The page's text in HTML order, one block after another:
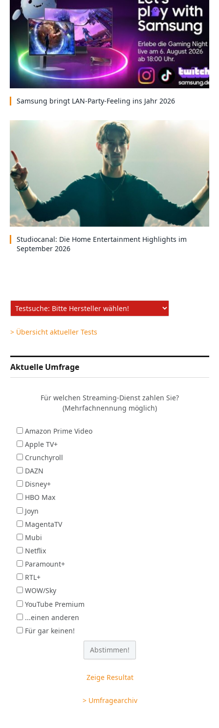
Samsung bringt LAN-Party-Feeling ins Jahr 2026
Studiocanal: Die Home Entertainment Highlights im
September 2026
> Übersicht aktueller Tests
Aktuelle Umfrage
Für welchen Streaming-Dienst zahlen Sie?
(Mehrfachnennung möglich)
Amazon Prime Video
Apple TV+
Crunchyroll
DAZN
Disney+
HBO Max
Joyn
MagentaTV
Mubi
Netflix
Paramount+
RTL+
WOW/Sky
YouTube Premium
...einen anderen
Für gar keinen!
Zeige Resultat
> Umfragearchiv